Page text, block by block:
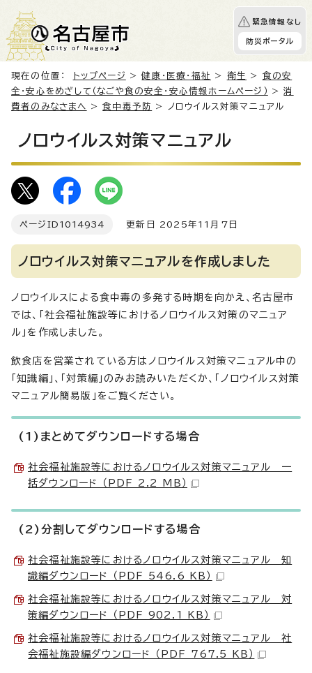
緊急情報なし
防災ポータル
現在の位置： トップページ >健康・医療・福祉 > 衛生 > 食の安
全・安心をめざして（なごや食の安全・安心情報ホームページ）
>消
費者のみなさまへ
>食中毒予防 > ノロウイルス対策マニュアル
ノロウイルス対策マニュアル
ページID 1014934 更新日 2025年11月7日
ノロウイルス対策マニュアルを作成しました
ノロウイルスによる食中毒の多発する時期を向かえ、名古屋市
では、「社会福祉施設等におけるノロウイルス対策のマニュア
ル」を作成しました。
飲食店を営業されている方はノロウイルス対策マニュアル中の
「知識編」、「対策編」のみお読みいただくか、「ノロウイルス対策
マニュアル簡易版」をご覧ください。
(1)まとめてダウンロードする場合
社会福祉施設等におけるノロウイルス対策マニュアル 一
括ダウンロード （PDF 2.2 MB）
(2)分割してダウンロードする場合
社会福祉施設等におけるノロウイルス対策マニュアル 知
識編ダウンロード （PDF 546.6 KB）
社会福祉施設等におけるノロウイルス対策マニュアル 対
策編ダウンロード （PDF 902.1 KB）
社会福祉施設等におけるノロウイルス対策マニュアル 社
会福祉施設編ダウンロード （PDF 767.5 KB）